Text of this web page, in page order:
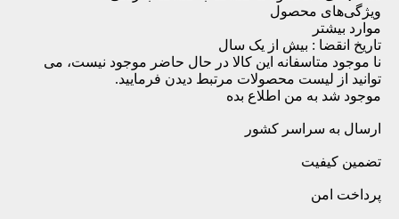
ویژگی‌های محصول
موارد بیشتر
تاریخ انقضا : بیش از یک سال
نا موجود متاسفانه این کالا در حال حاضر موجود نیست، می
توانید از لیست محصولات مرتبط دیدن فرمایید.
موجود شد به من اطلاع بده
ارسال به سراسر کشور
تضمین کیفیت
پرداخت امن